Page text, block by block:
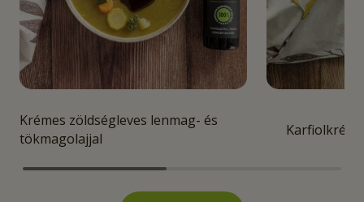
Krémes zöldségleves lenmag- és
tökmagolajjal